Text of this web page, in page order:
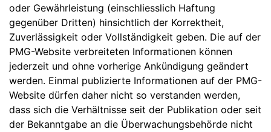
oder Gewährleistung (einschliesslich Haftung
gegenüber Dritten) hinsichtlich der Korrektheit,
Zuverlässigkeit oder Vollständigkeit geben. Die auf der
PMG-Website verbreiteten Informationen können
jederzeit und ohne vorherige Ankündigung geändert
werden. Einmal publizierte Informationen auf der PMG-
Website dürfen daher nicht so verstanden werden,
dass sich die Verhältnisse seit der Publikation oder seit
der Bekanntgabe an die Überwachungsbehörde nicht